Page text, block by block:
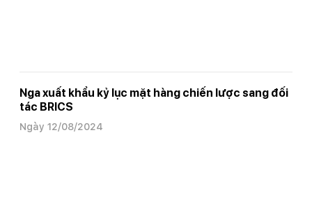
Nga xuất khẩu kỷ lục mặt hàng chiến lược sang đối
tác BRICS
Ngày 12/08/2024